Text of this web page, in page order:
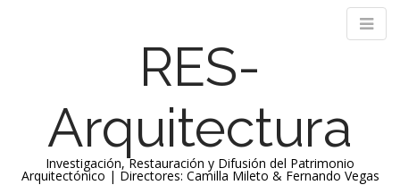
RES-
Arquitectura
Investigación, Restauración y Difusión del Patrimonio
Arquitectónico | Directores: Camilla Mileto & Fernando Vegas